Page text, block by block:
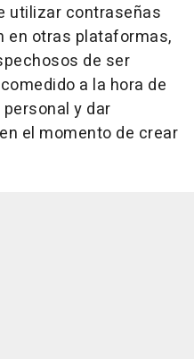
utilizar contraseñas
en otras plataformas,
de ser
a la hora de
y dar
el momento de crear